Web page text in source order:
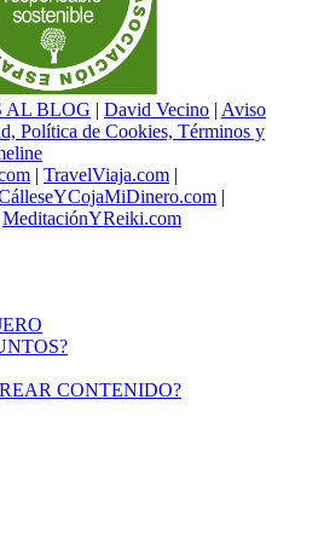
AL BLOG | David Vecino | Aviso
Política de Cookies, Términos y
| TravelViaja.com |
|
MeditaciónYReiki.com
CONTENIDO?